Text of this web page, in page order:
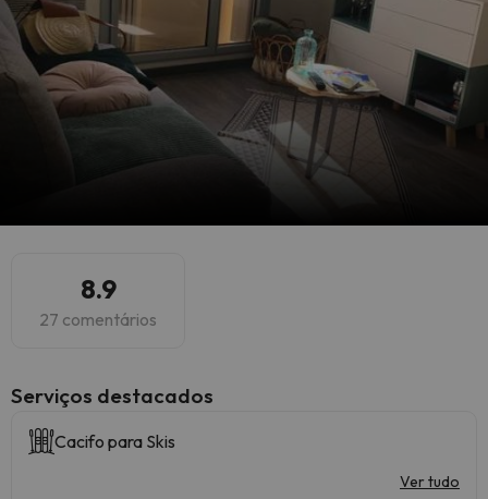
8.9
27 comentários
Serviços destacados
Cacifo para Skis
Ver tudo